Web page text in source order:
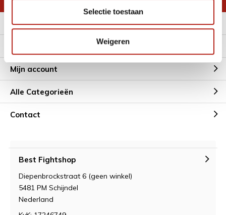
Selectie toestaan
Weigeren
Meer informatie
Mijn account
Alle Categorieën
Contact
Best Fightshop
Diepenbrockstraat 6 (geen winkel)
5481 PM Schijndel
Nederland